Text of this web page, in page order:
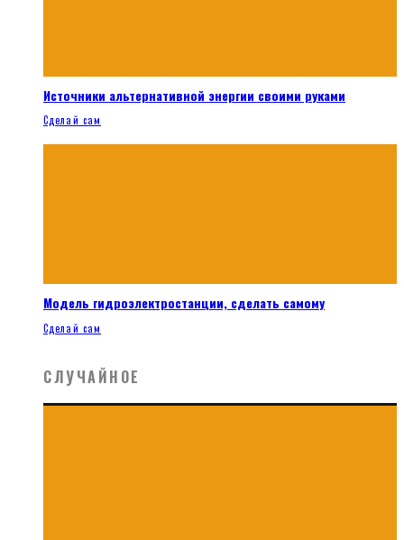
Источники альтернативной энергии своими руками
Сделай сам
Модель гидроэлектростанции, сделать самому
Сделай сам
СЛУЧАЙНОЕ